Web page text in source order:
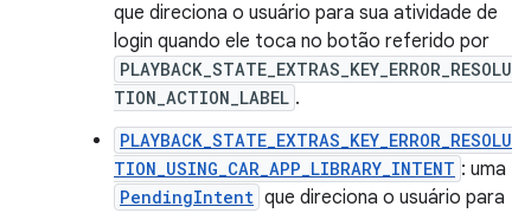
que direciona o usuário para sua atividade de
login quando ele toca no botão referido por
PLAYBACK_STATE_EXTRAS_KEY_ERROR_RESOLU
TION_ACTION_LABEL .
PLAYBACK_STATE_EXTRAS_KEY_ERROR_RESOLU
TION_USING_CAR_APP_LIBRARY_INTENT : uma
PendingIntent que direciona o usuário para